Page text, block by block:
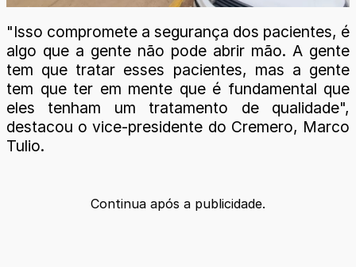
"Isso compromete a segurança dos pacientes, é
algo que a gente não pode abrir mão. A gente
tem que tratar esses pacientes, mas a gente
tem que ter em mente que é fundamental que
eles tenham um tratamento de qualidade",
destacou o vice-presidente do Cremero, Marco
Tulio.
Continua após a publicidade.